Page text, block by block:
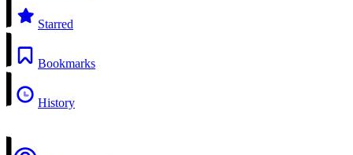
Starred
Bookmarks
History